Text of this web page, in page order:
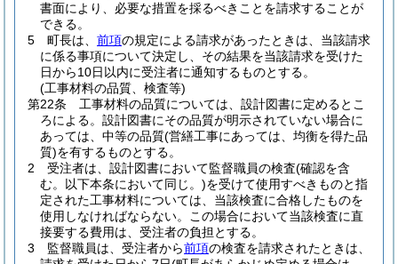
書面により、必要な措置を採るべきことを請求することが
できる。
5
町長は、 前項の規定による請求があったときは、当該請求
に係る事項について決定し、その結果を当該請求を受けた
日から10日以内に受注者に通知するものとする。
(工事材料の品質、検査等)
第22条
工事材料の品質については、設計図書に定めるとこ
ろによる。 設計図書にその品質が明示されていない場合に
あっては、中等の品質(営繕工事にあっては、均衡を得た品
質)を有するものとする。
2
受注者は、設計図書において監督職員の検査(確認を含
む。以下本条において同じ。)を受けて使用すべきものと指
定された工事材料については、当該検査に合格したものを
使用しなければならない。
この場合において当該検査に直
接要する費用は、受注者の負担とする。
3
監督職員は、受注者から前項の検査を請求されたときは、